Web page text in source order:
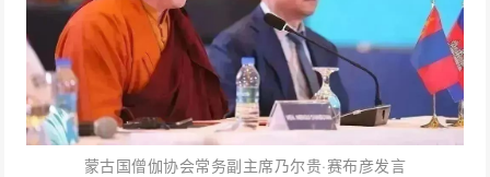
蒙古国僧伽协会常务副主席乃尔贵·赛布彦发言